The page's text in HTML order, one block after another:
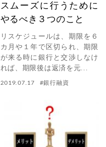
スムーズに行うために
やるべき３つのこと
リスケジュールは、期限を６
カ月や１年で区切られ、期限
が来る時に銀行と交渉しなけ
れば、期限後は返済を元...
2019.07.17 #銀行融資